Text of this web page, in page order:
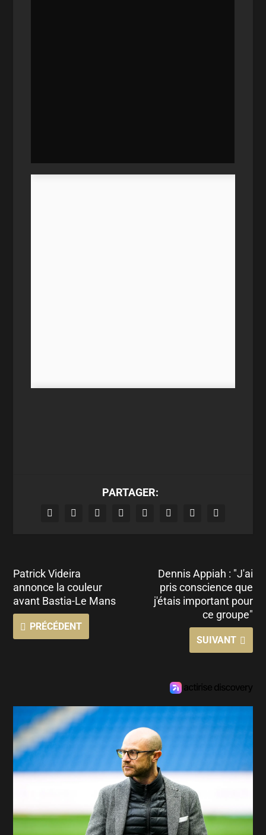
PARTAGER:
Patrick Videira
annonce la couleur
avant Bastia-Le Mans
PRÉCÉDENT
Dennis Appiah : "J'ai
pris conscience que
j'étais important pour
ce groupe"
SUIVANT